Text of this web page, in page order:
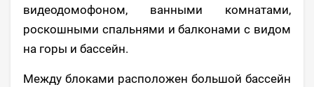
видеодомофоном, ванными комнатами,
роскошными спальнями и балконами с видом
на горы и бассейн.
Между блоками расположен большой бассейн